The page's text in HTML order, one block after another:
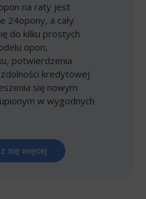
na raty jest
24opony, a cały
do kilku prostych
opon,
potwierdzenia
kredytowej
się nowym
w wygodnych
się więcej